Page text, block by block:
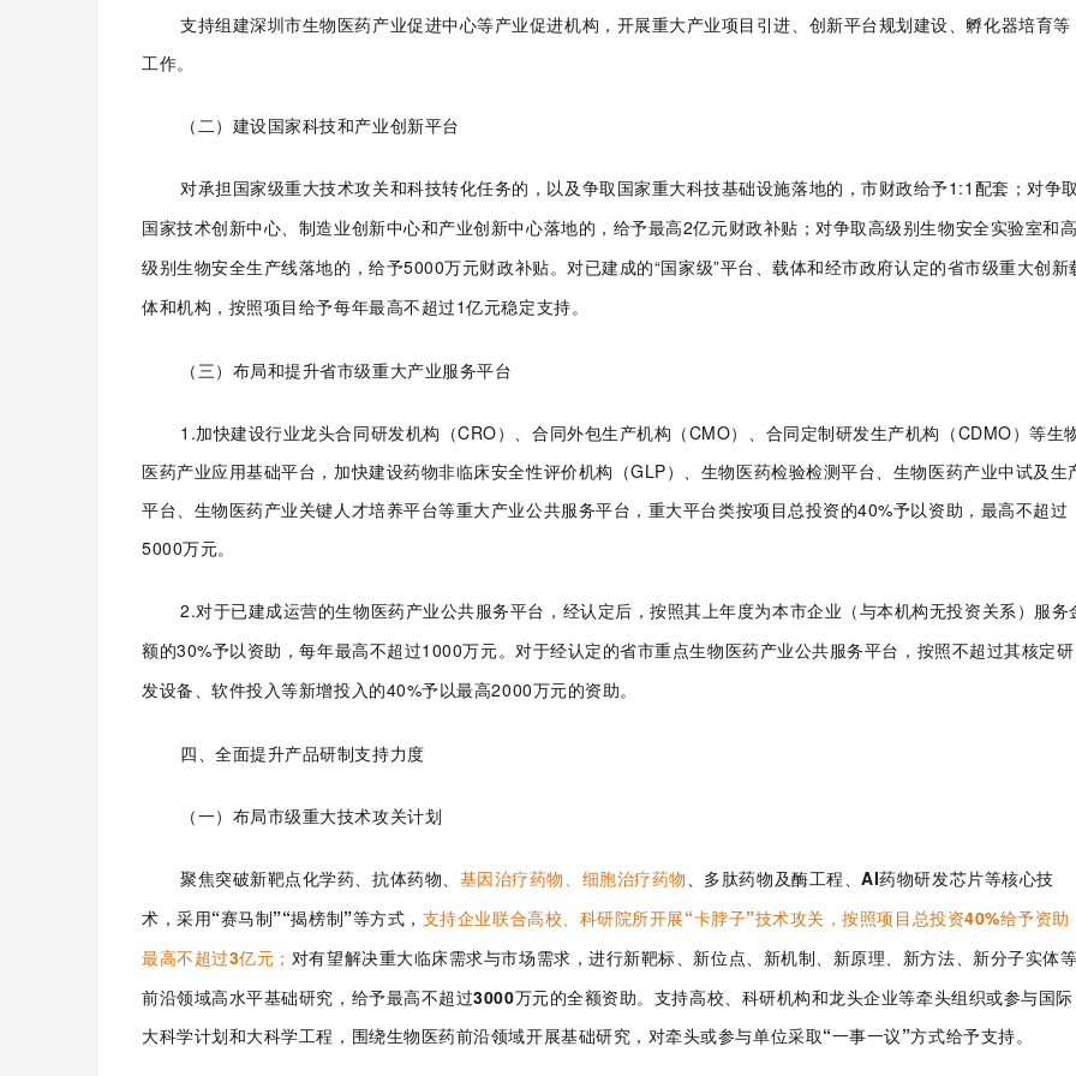
支持组建深圳市生物医药产业促进中心等产业促进机构，开展重大产业项目引进、创新平台规划建设、孵化器培育等
工作。
（二）建设国家科技和产业创新平台
对承担国家级重大技术攻关和科技转化任务的，以及争取国家重大科技基础设施落地的，市财政给予1:1配套 ；对争取
国家技术创新中心、制造业创新中心和产业创新中心落地的， 给予最高2亿元财政补贴 ；对争取高级别生物安全实验室和高
级别生物安全生产线落地的，给予5000万元财政补贴。对已建成的“国家级”平台、载体和经市政府认定的省市级重大创新
体和机构， 按照项目给予每年最高不超过1亿元稳定支持。
（三）布局和提升省市级重大产业服务平台
1.加快建设行业龙头合同研发机构（CRO）、合同外包生产机构（CMO）、合同定制研发生产机构（CDMO）等生
医药产业应用基础平台，加快建设药物非临床安全性评价机构（GLP）、生物医药检验检测平台、生物医药产业中试及生
平台、生物医药产业关键人才培养平台等重大产业公共服务平台， 重大平台类按项目总投资的40%予以资助，最高不超过
5000万元。
2.对于已建成运营的生物医药产业公共服务平台，经认定后，按照其上年度为本市企业（与本机构无投资关系）服务
额的30%予以资助，每年最高不超过1000万元。对于经认定的省市重点生物医药产业公共服务平台，按照不超过其核定研
发设备、软件投入等新增投入的40%予以最高2000万元的资助。
四、全面提升产品研制支持力度
（一）布局市级重大技术攻关计划
聚焦突破新靶点化学药、抗体药物、 基因治疗药物、细胞治疗药物 、多肽药物及酶工程、AI药物研发芯片等核心技
术，采用“赛马制”“揭榜制”等方式， 支持企业联合高校、科研院所开展“卡脖子”技术攻关，按照项目总投资40%给予资助
最高不超过3亿元； 对有望解决重大临床需求与市场需求，进行新靶标、新位点、新机制、新原理、新方法、新分子实体等
前沿领域高水平基础研究， 给予最高不超过3000万元的全额资助。 支持高校、科研机构和龙头企业等牵头组织或参与国际
大科学计划和大科学工程，围绕生物医药前沿领域开展基础研究，对牵头或参与单位采取“一事一议”方式给予支持。